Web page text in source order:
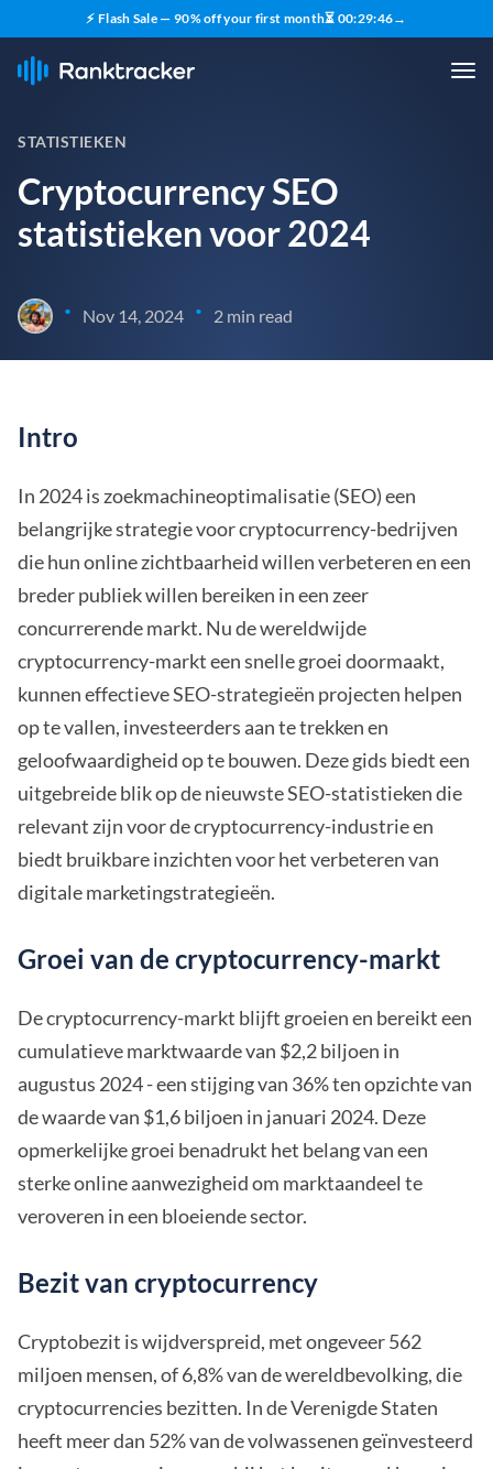
⚡ Flash Sale — 90% off your first month⏳ 00:29:45→
STATISTIEKEN
Cryptocurrency SEO
statistieken voor 2024
• Nov 14, 2024 • 2 min read
Intro
In 2024 is zoekmachineoptimalisatie (SEO) een
belangrijke strategie voor cryptocurrency-bedrijven
die hun online zichtbaarheid willen verbeteren en een
breder publiek willen bereiken in een zeer
concurrerende markt. Nu de wereldwijde
cryptocurrency-markt een snelle groei doormaakt,
kunnen effectieve SEO-strategieën projecten helpen
op te vallen, investeerders aan te trekken en
geloofwaardigheid op te bouwen. Deze gids biedt een
uitgebreide blik op de nieuwste SEO-statistieken die
relevant zijn voor de cryptocurrency-industrie en
biedt bruikbare inzichten voor het verbeteren van
digitale marketingstrategieën.
Groei van de cryptocurrency-markt
De cryptocurrency-markt blijft groeien en bereikt een
cumulatieve marktwaarde van $2,2 biljoen in
augustus 2024 - een stijging van 36% ten opzichte van
de waarde van $1,6 biljoen in januari 2024. Deze
opmerkelijke groei benadrukt het belang van een
sterke online aanwezigheid om marktaandeel te
veroveren in een bloeiende sector.
Bezit van cryptocurrency
Cryptobezit is wijdverspreid, met ongeveer 562
miljoen mensen, of 6,8% van de wereldbevolking, die
cryptocurrencies bezitten. In de Verenigde Staten
heeft meer dan 52% van de volwassenen geïnvesteerd